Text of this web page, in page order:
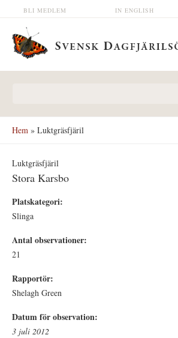
Hoppa till huvudinnehåll IN ENGLISH
BLI MEDLEM
Hem » Luktgräsfjäril
Luktgräsfjäril
Stora Karsbo
Platskategori:
Slinga
Antal observationer:
21
Rapportör:
Shelagh Green
Datum för observation:
3 juli 2012